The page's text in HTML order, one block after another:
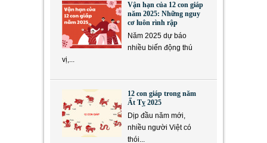
Vận hạn của 12 con giáp
năm 2025: Những nguy
cơ luôn rình rập
Năm 2025 dự báo
nhiều biến động thú
vị,...
12 con giáp trong năm
Ất Tỵ 2025
Dịp đầu năm mới,
nhiều người Việt có
thói...